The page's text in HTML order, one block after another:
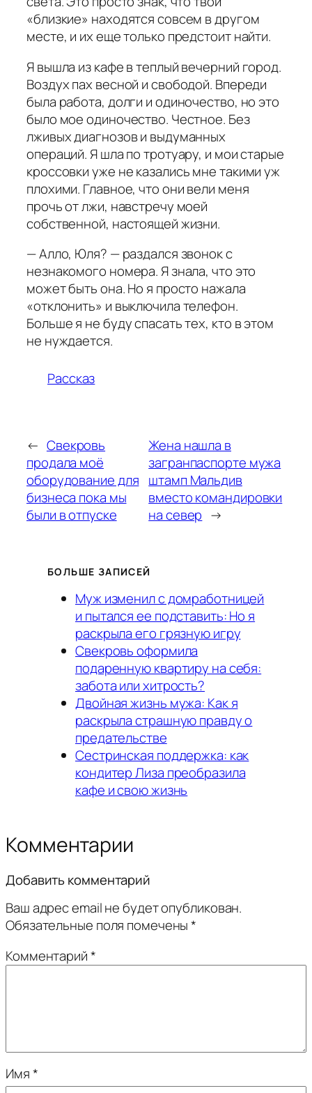
«близкие» находятся совсем в другом
месте, и их еще только предстоит найти.
Я вышла из кафе в теплый вечерний город.
Воздух пах весной и свободой. Впереди
была работа, долги и одиночество, но это
было мое одиночество. Честное. Без
лживых диагнозов и выдуманных
операций. Я шла по тротуару, и мои старые
кроссовки уже не казались мне такими уж
плохими. Главное, что они вели меня
прочь от лжи, навстречу моей
собственной, настоящей жизни.
— Алло, Юля? — раздался звонок с
незнакомого номера. Я знала, что это
может быть она. Но я просто нажала
«отклонить» и выключила телефон.
Больше я не буду спасать тех, кто в этом
не нуждается.
Рассказ
← Свекровь
продала моё
оборудование для
бизнеса пока мы
были в отпуске
Жена нашла в
загранпаспорте мужа
штамп Мальдив
вместо командировки
на север →
БОЛЬШЕ ЗАПИСЕЙ
Муж изменил с домработницей
и пытался ее подставить: Но я
раскрыла его грязную игру
Свекровь оформила
подаренную квартиру на себя:
забота или хитрость?
Двойная жизнь мужа: Как я
раскрыла страшную правду о
предательстве
Сестринская поддержка: как
кондитер Лиза преобразила
кафе и свою жизнь
Комментарии
Добавить комментарий
Ваш адрес email не будет опубликован.
Обязательные поля помечены*
Комментарий*
Имя*